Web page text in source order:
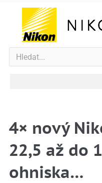
4× nový
22,5 až do
ohniska…